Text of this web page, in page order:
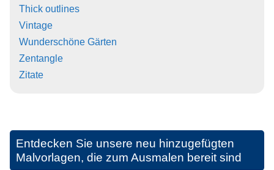
Thick outlines
Vintage
Wunderschöne Gärten
Zentangle
Zitate
Entdecken Sie unsere neu hinzugefügten
Malvorlagen, die zum Ausmalen bereit sind